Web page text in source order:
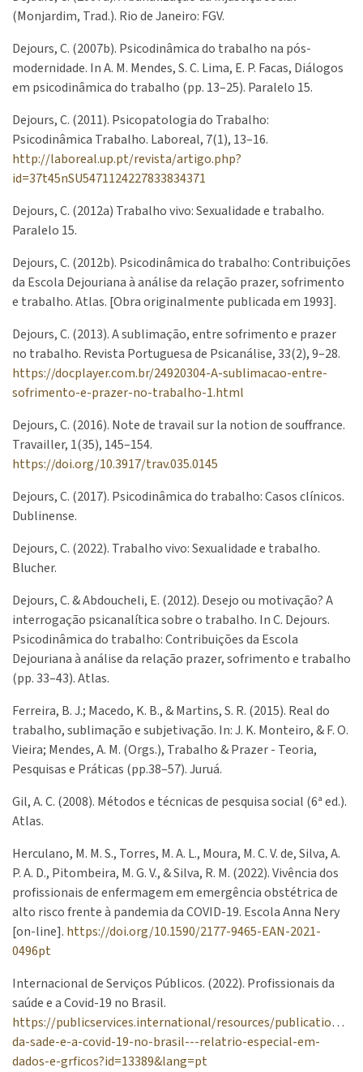
(Monjardim, Trad.). Rio de Janeiro: FGV.
Dejours, C. (2007b). Psicodinâmica do trabalho na pós-
modernidade. In A. M. Mendes, S. C. Lima, E. P. Facas, Diálogos
em psicodinâmica do trabalho (pp. 13–25). Paralelo 15.
Dejours, C. (2011). Psicopatologia do Trabalho:
Psicodinâmica Trabalho. Laboreal, 7(1), 13–16.
http://laboreal.up.pt/revista/artigo.php?
id=37t45nSU5471124227833834371
Dejours, C. (2012a) Trabalho vivo: Sexualidade e trabalho.
Paralelo 15.
Dejours, C. (2012b). Psicodinâmica do trabalho: Contribuições
da Escola Dejouriana à análise da relação prazer, sofrimento
e trabalho. Atlas. [Obra originalmente publicada em 1993].
Dejours, C. (2013). A sublimação, entre sofrimento e prazer
no trabalho. Revista Portuguesa de Psicanálise, 33(2), 9–28.
https://docplayer.com.br/24920304-A-sublimacao-entre-
sofrimento-e-prazer-no-trabalho-1.html
Dejours, C. (2016). Note de travail sur la notion de souffrance.
Travailler, 1(35), 145–154.
https://doi.org/10.3917/trav.035.0145
Dejours, C. (2017). Psicodinâmica do trabalho: Casos clínicos.
Dublinense.
Dejours, C. (2022). Trabalho vivo: Sexualidade e trabalho.
Blucher.
Dejours, C. & Abdoucheli, E. (2012). Desejo ou motivação? A
interrogação psicanalítica sobre o trabalho. In C. Dejours.
Psicodinâmica do trabalho: Contribuições da Escola
Dejouriana à análise da relação prazer, sofrimento e trabalho
(pp. 33–43). Atlas.
Ferreira, B. J.; Macedo, K. B., & Martins, S. R. (2015). Real do
trabalho, sublimação e subjetivação. In: J. K. Monteiro, & F. O.
Vieira; Mendes, A. M. (Orgs.), Trabalho & Prazer - Teoria,
Pesquisas e Práticas (pp.38–57). Juruá.
Gil, A. C. (2008). Métodos e técnicas de pesquisa social (6ª ed.).
Atlas.
Herculano, M. M. S., Torres, M. A. L., Moura, M. C. V. de, Silva, A.
P. A. D., Pitombeira, M. G. V., & Silva, R. M. (2022). Vivência dos
profissionais de enfermagem em emergência obstétrica de
alto risco frente à pandemia da COVID-19. Escola Anna Nery
[on-line]. https://doi.org/10.1590/2177-9465-EAN-2021-
0496pt
Internacional de Serviços Públicos. (2022). Profissionais da
saúde e a Covid-19 no Brasil.
https://publicservices.international/resources/publications/
da-sade-e-a-covid-19-no-brasil---relatrio-especial-em-
dados-e-grficos?id=13389&lang=pt